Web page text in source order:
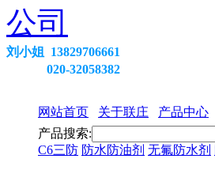
刘小姐 13829706661
020-32058382
网站首页 关于联庄 产品中心
产品搜索:
C6三防 防水防油剂 无氟防水剂